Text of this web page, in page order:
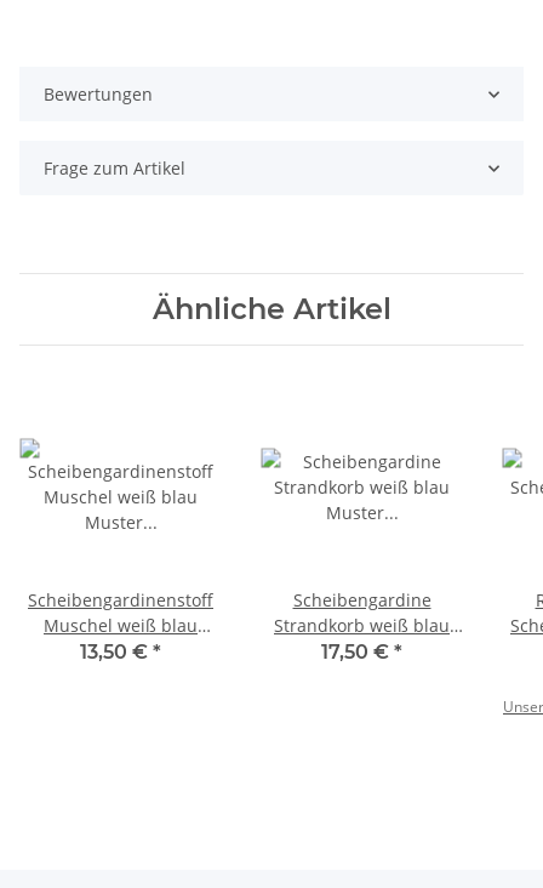
Bewertungen
Frage zum Artikel
Ähnliche Artikel
Scheibengardinenstoff
Muschel weiß blau
Muster 45cm hoch
13,50 € *
Scheibengardine
Strandkorb weiß blau
Muster 145cmx45cm
17,50 € *